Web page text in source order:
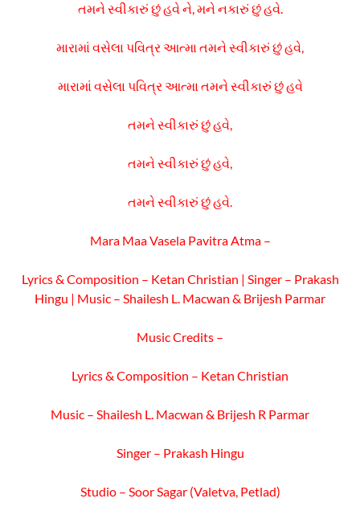
તમને સ્વીકારું છું હવે ને, મને નકારું છું હવે.
મારામાં વસેલા પવિત્ર આત્મા તમને સ્વીકારું છું હવે,
મારામાં વસેલા પવિત્ર આત્મા તમને સ્વીકારું છું હવે
તમને સ્વીકારું છું હવે,
તમને સ્વીકારું છું હવે,
તમને સ્વીકારું છું હવે.
Mara Maa Vasela Pavitra Atma –
Lyrics & Composition – Ketan Christian | Singer – Prakash
Hingu | Music – Shailesh L. Macwan & Brijesh Parmar
Music Credits –
Lyrics & Composition – Ketan Christian
Music – Shailesh L. Macwan & Brijesh R Parmar
Singer – Prakash Hingu
Studio – Soor Sagar (Valetva, Petlad)